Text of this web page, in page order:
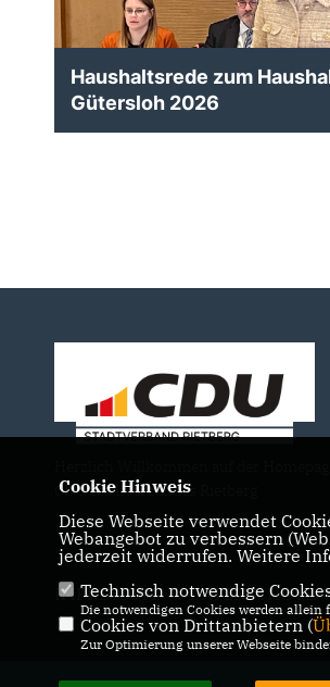
Haushaltsrede zum
Gütersloh 2026
CDU Stadtverbandes Rietberg
IMPRESSUM DATENSCHUTZ
Cookie Hinweis
Diese Webseite verwendet
Webangebot zu verbessern
jederzeit widerrufen. Weitere
Technisch notwendige
Die notwendigen Cookies werden allein
Cookies von Drittanbietern (
Zur Optimierung unserer Webseite